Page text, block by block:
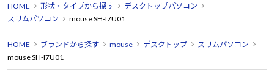
HOME 形状・タイプから探す
デスクトップパソコン
スリムパソコン
mouse SH-I7U01
HOME ブランドから探す mouse デスクトップ
スリムパソコン
mouse SH-I7U01